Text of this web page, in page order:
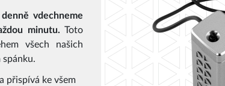
vdechneme
minutu. Toto
všech našich
spánku.
přispívá ke všem